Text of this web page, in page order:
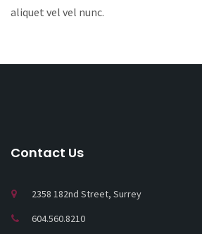
aliquet vel vel nunc.
Contact Us
2358 182nd Street, Surrey
604.560.8210